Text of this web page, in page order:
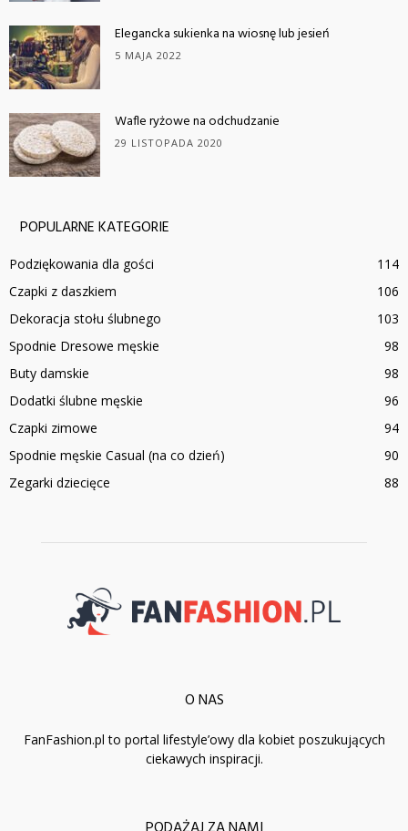
Elegancka sukienka na wiosnę lub jesień
5 MAJA 2022
Wafle ryżowe na odchudzanie
29 LISTOPADA 2020
POPULARNE KATEGORIE
Podziękowania dla gości
114
Czapki z daszkiem
106
Dekoracja stołu ślubnego
103
Spodnie Dresowe męskie
98
Buty damskie
98
Dodatki ślubne męskie
96
Czapki zimowe
94
Spodnie męskie Casual (na co dzień)
90
Zegarki dziecięce
88
O NAS
FanFashion.pl to portal lifestyle’owy dla kobiet poszukujących
ciekawych inspiracji.